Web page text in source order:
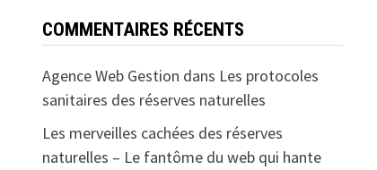
COMMENTAIRES RÉCENTS
Agence Web Gestion dans Les protocoles
sanitaires des réserves naturelles
Les merveilles cachées des réserves
naturelles – Le fantôme du web qui hante